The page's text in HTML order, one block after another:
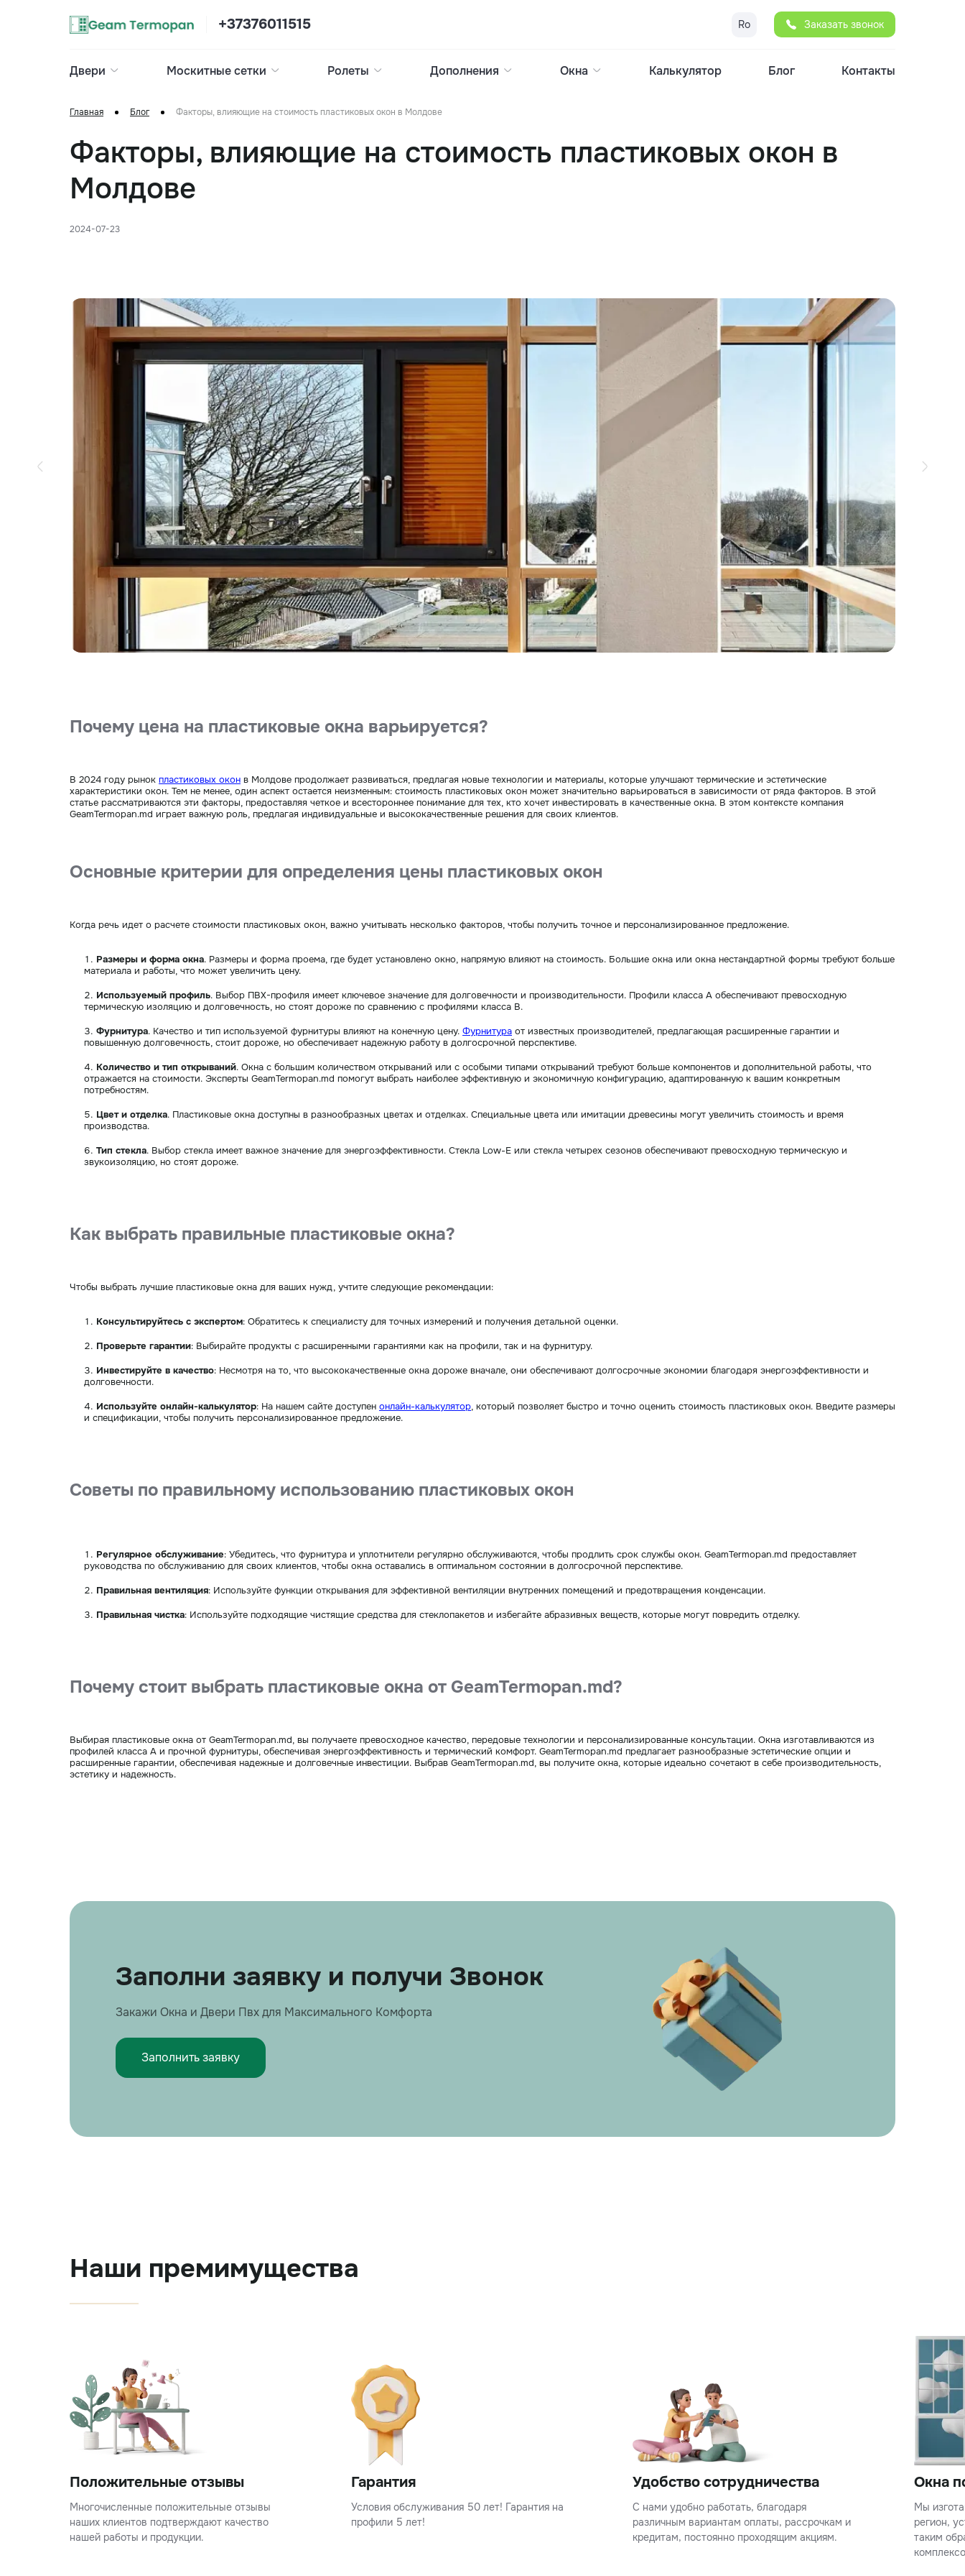
+37376011515 Ro Заказать звонок
Двери Москитные сетки Ролеты Дополнения Окна Калькулятор Блог Контакты
Главная Блог Факторы, влияющие на стоимость пластиковых окон в Молдове
Факторы, влияющие на стоимость пластиковых окон в
Молдове
2024-07-23
Почему цена на пластиковые окна варьируется?
В 2024 году рынок пластиковых окон в Молдове продолжает развиваться, предлагая новые технологии и материалы, которые улучшают термические и эстетические
характеристики окон. Тем не менее, один аспект остается неизменным: стоимость пластиковых окон может значительно варьироваться в зависимости от ряда факторов. В этой
статье рассматриваются эти факторы, предоставляя четкое и всестороннее понимание для тех, кто хочет инвестировать в качественные окна. В этом контексте компания
GeamTermopan.md играет важную роль, предлагая индивидуальные и высококачественные решения для своих клиентов.
Основные критерии для определения цены пластиковых окон
Когда речь идет о расчете стоимости пластиковых окон, важно учитывать несколько факторов, чтобы получить точное и персонализированное предложение.
Размеры и форма окна. Размеры и форма проема, где будет установлено окно, напрямую влияют на стоимость. Большие окна или окна нестандартной формы требуют больше
материала и работы, что может увеличить цену.
Используемый профиль. Выбор ПВХ-профиля имеет ключевое значение для долговечности и производительности. Профили класса А обеспечивают превосходную
термическую изоляцию и долговечность, но стоят дороже по сравнению с профилями класса B.
Фурнитура. Качество и тип используемой фурнитуры влияют на конечную цену. Фурнитура от известных производителей, предлагающая расширенные гарантии и
повышенную долговечность, стоит дороже, но обеспечивает надежную работу в долгосрочной перспективе.
Количество и тип открываний. Окна с большим количеством открываний или с особыми типами открываний требуют больше компонентов и дополнительной работы, что
отражается на стоимости. Эксперты GeamTermopan.md помогут выбрать наиболее эффективную и экономичную конфигурацию, адаптированную к вашим конкретным
потребностям.
Цвет и отделка. Пластиковые окна доступны в разнообразных цветах и отделках. Специальные цвета или имитации древесины могут увеличить стоимость и время
производства.
Тип стекла. Выбор стекла имеет важное значение для энергоэффективности. Стекла Low-E или стекла четырех сезонов обеспечивают превосходную термическую и
звукоизоляцию, но стоят дороже.
Как выбрать правильные пластиковые окна?
Чтобы выбрать лучшие пластиковые окна для ваших нужд, учтите следующие рекомендации:
Консультируйтесь с экспертом: Обратитесь к специалисту для точных измерений и получения детальной оценки.
Проверьте гарантии: Выбирайте продукты с расширенными гарантиями как на профили, так и на фурнитуру.
Инвестируйте в качество: Несмотря на то, что высококачественные окна дороже вначале, они обеспечивают долгосрочные экономии благодаря энергоэффективности и
долговечности.
Используйте онлайн-калькулятор: На нашем сайте доступен онлайн-калькулятор, который позволяет быстро и точно оценить стоимость пластиковых окон. Введите размеры
и спецификации, чтобы получить персонализированное предложение.
Советы по правильному использованию пластиковых окон
Регулярное обслуживание: Убедитесь, что фурнитура и уплотнители регулярно обслуживаются, чтобы продлить срок службы окон. GeamTermopan.md предоставляет
руководства по обслуживанию для своих клиентов, чтобы окна оставались в оптимальном состоянии в долгосрочной перспективе.
Правильная вентиляция: Используйте функции открывания для эффективной вентиляции внутренних помещений и предотвращения конденсации.
Правильная чистка: Используйте подходящие чистящие средства для стеклопакетов и избегайте абразивных веществ, которые могут повредить отделку.
Почему стоит выбрать пластиковые окна от GeamTermopan.md?
Выбирая пластиковые окна от GeamTermopan.md, вы получаете превосходное качество, передовые технологии и персонализированные консультации. Окна изготавливаются из
профилей класса А и прочной фурнитуры, обеспечивая энергоэффективность и термический комфорт. GeamTermopan.md предлагает разнообразные эстетические опции и
расширенные гарантии, обеспечивая надежные и долговечные инвестиции. Выбрав GeamTermopan.md, вы получите окна, которые идеально сочетают в себе производительность,
эстетику и надежность.
Заполни заявку и получи Звонок
Закажи Окна и Двери Пвх для Максимального Комфорта
Заполнить заявку
Наши премимущества
Положительные отзывы
Многочисленные положительные отзывы
наших клиентов подтверждают качество
нашей работы и продукции.
Гарантия
Условия обслуживания 50 лет! Гарантия на
профили 5 лет!
Удобство сотрудничества
С нами удобно работать, благодаря
различным вариантам оплаты, рассрочкам и
кредитам, постоянно проходящим акциям.
Окна
Мы
регион,
таким